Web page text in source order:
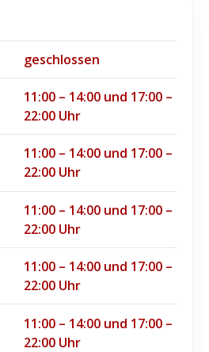
geschlossen
11:00 – 14:00 und 17:00 –
22:00 Uhr
11:00 – 14:00 und 17:00 –
22:00 Uhr
11:00 – 14:00 und 17:00 –
22:00 Uhr
11:00 – 14:00 und 17:00 –
22:00 Uhr
11:00 – 14:00 und 17:00 –
22:00 Uhr